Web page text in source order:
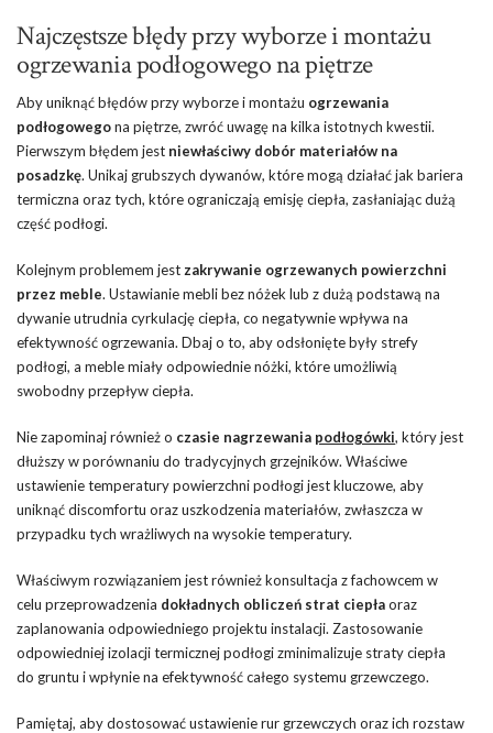
Najczęstsze błędy przy wyborze i montażu
ogrzewania podłogowego na piętrze
Aby uniknąć błędów przy wyborze i montażu ogrzewania
podłogowegona piętrze, zwróć uwagę na kilka istotnych kwestii.
Pierwszym błędem jest niewłaściwy dobór materiałów na
posadzkę. Unikaj grubszych dywanów, które mogą działać jak bariera
termiczna oraz tych, które ograniczają emisję ciepła, zasłaniając dużą
część podłogi.
Kolejnym problemem jest zakrywanie ogrzewanych powierzchni
przez meble. Ustawianie mebli bez nóżek lub z dużą podstawą na
dywanie utrudnia cyrkulację ciepła, co negatywnie wpływa na
efektywność ogrzewania. Dbaj o to, aby odsłonięte były strefy
podłogi, a meble miały odpowiednie nóżki, które umożliwią
swobodny przepływ ciepła.
Nie zapominaj również o czasie nagrzewania podłogówki, który jest
dłuższy w porównaniu do tradycyjnych grzejników. Właściwe
ustawienie temperatury powierzchni podłogi jest kluczowe, aby
uniknąć discomfortu oraz uszkodzenia materiałów, zwłaszcza w
przypadku tych wrażliwych na wysokie temperatury.
Właściwym rozwiązaniem jest również konsultacja z fachowcem w
celu przeprowadzenia dokładnych obliczeń strat ciepłaoraz
zaplanowania odpowiedniego projektu instalacji. Zastosowanie
odpowiedniej izolacji termicznej podłogi zminimalizuje straty ciepła
do gruntu i wpłynie na efektywność całego systemu grzewczego.
Pamiętaj, aby dostosować ustawienie rur grzewczych oraz ich rozstaw